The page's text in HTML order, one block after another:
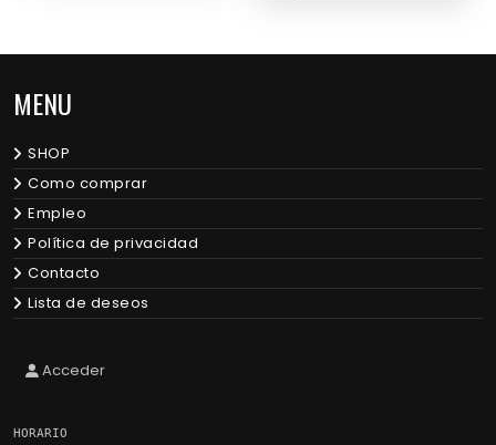
MENU
SHOP
Como comprar
Empleo
Política de privacidad
Contacto
Lista de deseos
Acceder
HORARIO